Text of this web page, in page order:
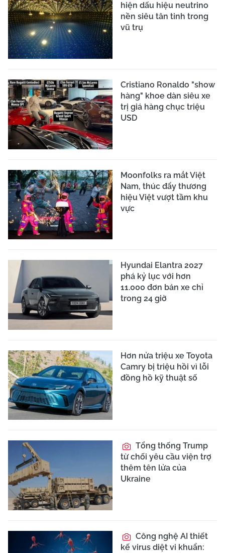
hiện dấu hiệu neutrino
nền siêu tân tinh trong
vũ trụ
Cristiano Ronaldo "show
hàng" khoe dàn siêu xe
trị giá hàng chục triệu
USD
Moonfolks ra mắt Việt
Nam, thúc đẩy thương
hiệu Việt vượt tầm khu
vực
Hyundai Elantra 2027
phá kỷ lục với hơn
11.000 đơn bán xe chỉ
trong 24 giờ
Hơn nửa triệu xe Toyota
Camry bị triệu hồi vì lỗi
đồng hồ kỹ thuật số
Tổng thống Trump
từ chối yêu cầu viện trợ
thêm tên lửa của
Ukraine
Công nghệ AI thiết
kế virus diệt vi khuẩn: